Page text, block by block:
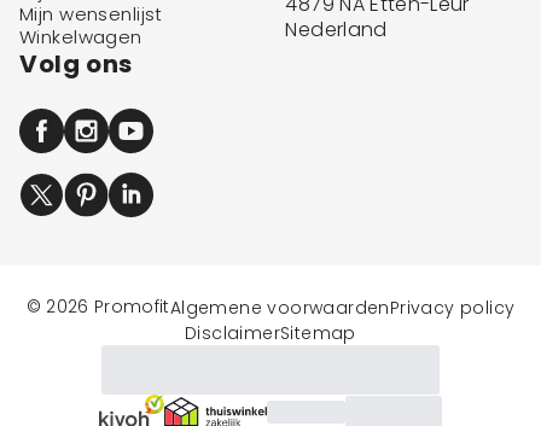
Mijn wensenlijst
Winkelwagen
Nederland
Volg ons
© 2026 PromofitAlgemene voorwaardenPrivacy policy
DisclaimerSitemap